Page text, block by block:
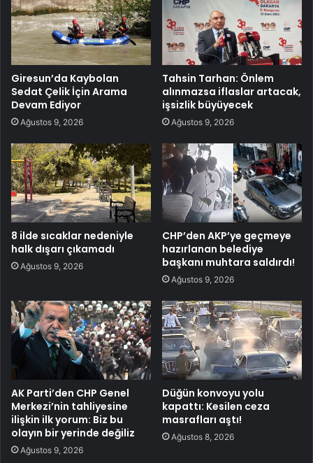
Giresun’da Kaybolan
Sedat Çelik İçin Arama
Devam Ediyor
Ağustos 9, 2026
Tahsin Tarhan: Önlem
alınmazsa iflaslar artacak,
işsizlik büyüyecek
Ağustos 9, 2026
8 ilde sıcaklar nedeniyle
halk dışarı çıkamadı
Ağustos 9, 2026
CHP’den AKP’ye geçmeye
hazırlanan belediye
başkanı muhtara saldırdı!
Ağustos 9, 2026
AK Parti’den CHP Genel
Merkezi’nin tahliyesine
ilişkin ilk yorum: Biz bu
olayın bir yerinde değiliz
Ağustos 9, 2026
Düğün konvoyu yolu
kapattı: Kesilen ceza
masrafları aştı!
Ağustos 8, 2026